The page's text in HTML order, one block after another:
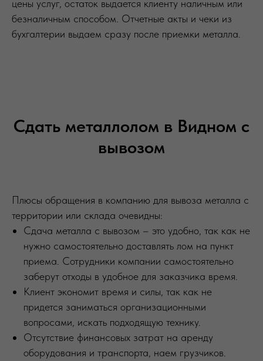
цены услуг, остаток выдается клиенту наличным или
безналичным способом. Отчетные акты и чеки из
бухгалтерии выдаем сразу после приемки металла.
Сдать металлолом в Видном с
вывозом
Плюсы обращения в компанию для вывоза металла с
территории или склада очевидны:
Сдача металла с вывозом – это удобно, так как не
нужно самостоятельно доставлять лом на пункт
приема. Сотрудники компании самостоятельно
заберут отходы в удобное для заказчика время.
Клиент экономит время и силы, так как не
придется заниматься организационными
вопросами, искать подходящую технику.
Отсутствие финансовых затрат на аренду
оборудования и транспорта, наем грузчиков.